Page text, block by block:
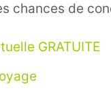
chances de
GRATUITE